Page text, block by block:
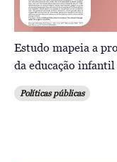
Estudo mapeia a
da educação
Políticas públicas